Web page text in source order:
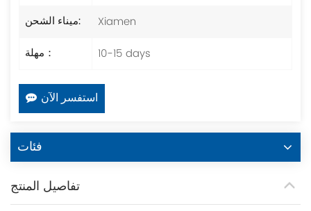
ميناء الشحن:
Xiamen
مهلة：
10-15 days
استفسر الآن
فئات
تفاصيل المنتج